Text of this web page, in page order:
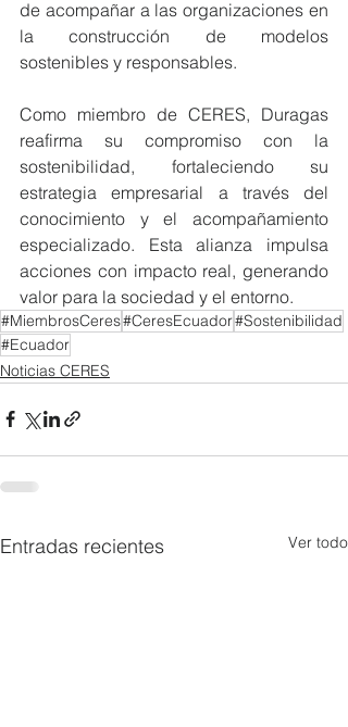
de acompañar a las organizaciones en
la construcción de modelos
sostenibles y responsables.
Como miembro de CERES, Duragas
reafirma su compromiso con la
sostenibilidad, fortaleciendo su
estrategia empresarial a través del
conocimiento y el acompañamiento
especializado. Esta alianza impulsa
acciones con impacto real, generando
valor para la sociedad y el entorno.
#MiembrosCeres#CeresEcuador#Sostenibilidad
#Ecuador
Noticias CERES
Entradas recientes Ver todo